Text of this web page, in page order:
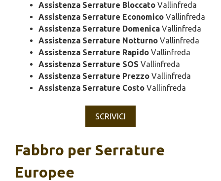
Assistenza Serrature Bloccato Vallinfreda
Assistenza Serrature Economico Vallinfreda
Assistenza Serrature Domenica Vallinfreda
Assistenza Serrature Notturno Vallinfreda
Assistenza Serrature Rapido Vallinfreda
Assistenza Serrature SOS Vallinfreda
Assistenza Serrature Prezzo Vallinfreda
Assistenza Serrature Costo Vallinfreda
SCRIVICI
Fabbro per Serrature
Europee